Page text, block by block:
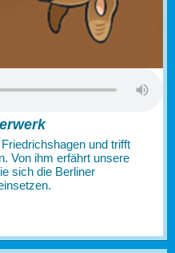
und trifft
Von ihm erfährt unsere
sich die Berliner